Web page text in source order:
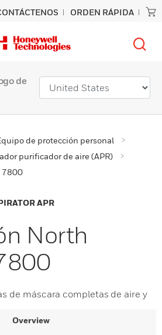
ORDEN RÁPIDA
de
de protección personal
purificador de aire (APR)
7800
APR
North
de máscara completas de aire y
Overview